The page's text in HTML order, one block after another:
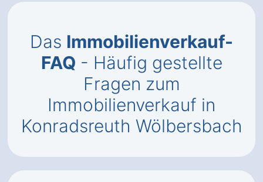
Das Immobilienverkauf-
FAQ - Häufig gestellte
Fragen zum
Immobilienverkauf in
Konradsreuth Wölbersbach